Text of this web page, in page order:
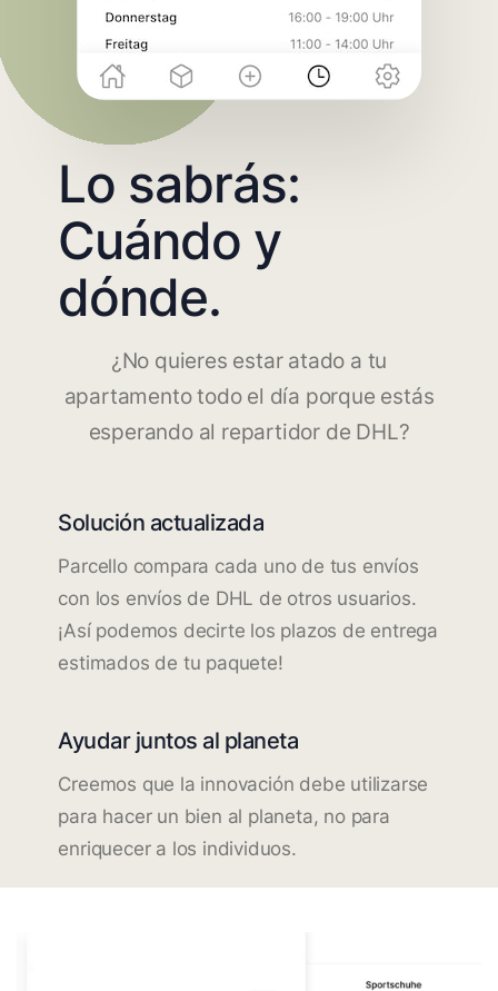
Lo sabrás:
Cuándo y
dónde.
¿No quieres estar atado a tu
apartamento todo el día porque estás
esperando al repartidor de DHL?
Solución actualizada
Parcello compara cada uno de tus envíos
con los envíos de DHL de otros usuarios.
¡Así podemos decirte los plazos de entrega
estimados de tu paquete!
Ayudar juntos al planeta
Creemos que la innovación debe utilizarse
para hacer un bien al planeta, no para
enriquecer a los individuos.